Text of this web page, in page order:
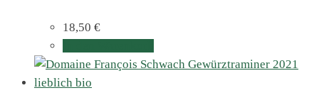
18,50 €